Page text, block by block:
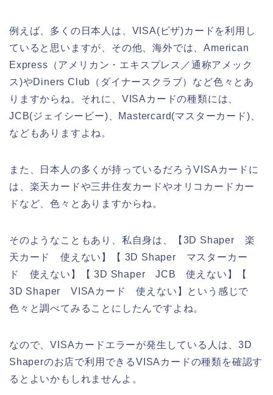
例えば、多くの日本人は、VISA(ビザ)カードを利用し
ていると思いますが、その他、海外では、American
Express（アメリカン・エキスプレス／通称アメック
ス)やDiners Club（ダイナースクラブ）など色々とあ
りますからね。それに、VISAカードの種類には、
JCB(ジェイシービー)、Mastercard(マスターカード)、
などもありますよね。
また、日本人の多くが持っているだろうVISAカードに
は、楽天カードや三井住友カードやオリコカードカー
ドなど、色々とありますからね。
そのようなこともあり、私自身は、【3D Shaper 楽
天カード 使えない】【 3D Shaper マスターカー
ド 使えない】【 3D Shaper JCB 使えない】【
3D Shaper VISAカード 使えない】という感じで
色々と調べてみることにしたんですよね。
なので、VISAカードエラーが発生している人は、3D
Shaperのお店で利用できるVISAカードの種類を確認す
るとよいかもしれませんよ。